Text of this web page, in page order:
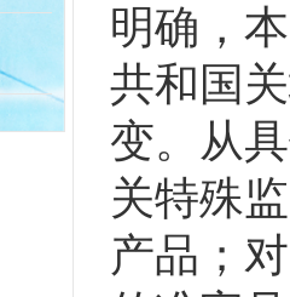
明确，
共和国
变。从
关特殊
产品；